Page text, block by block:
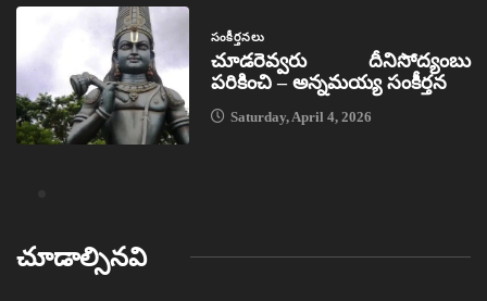
సంకీర్తనలు
చూడరెవ్వరు దీనిసోద్యంబు
పరికించి – అన్నమయ్య సంకీర్తన
Saturday, April 4, 2026
చూడాల్సినవి